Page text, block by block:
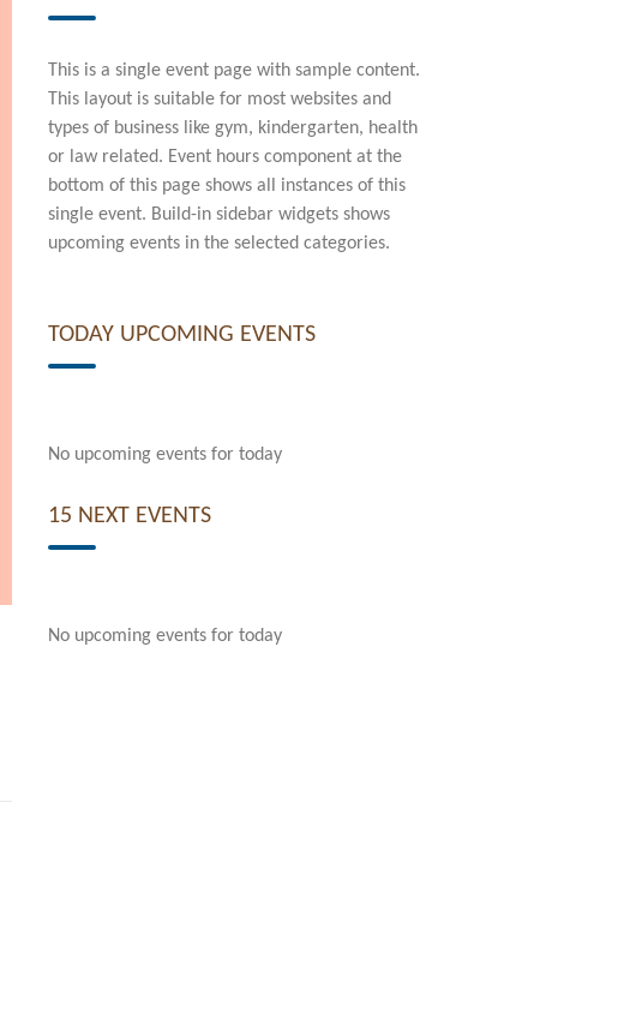
This is a single event page with sample content.
This layout is suitable for most websites and
types of business like gym, kindergarten, health
or law related. Event hours component at the
bottom of this page shows all instances of this
single event. Build-in sidebar widgets shows
upcoming events in the selected categories.
TODAY UPCOMING EVENTS
No upcoming events for today
15 NEXT EVENTS
No upcoming events for today